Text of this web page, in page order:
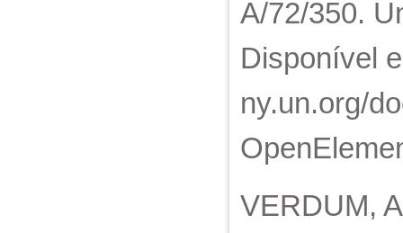
A/72/350.
Disponível
ny.un.org/
VERDUM,